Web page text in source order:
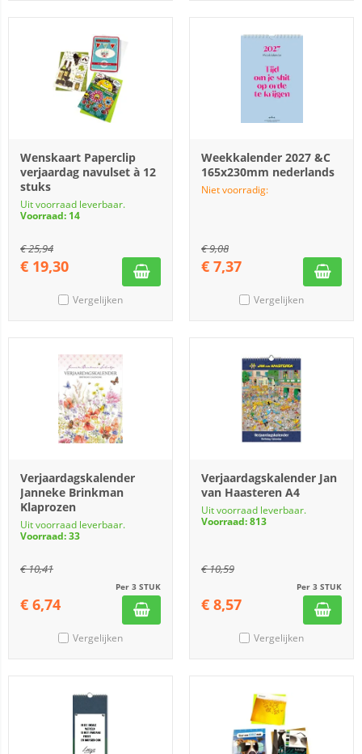
Wenskaart Paperclip
verjaardag navulset à 12
stuks
Uit voorraad leverbaar.
Voorraad: 14
€25,94
€ 19,30
Vergelijken
Weekkalender 2027 &C
165x230mm nederlands
Niet voorradig:
€9,08
€ 7,37
Vergelijken
Verjaardagskalender
Janneke Brinkman
Klaprozen
Uit voorraad leverbaar.
Voorraad: 33
€10,41
Per 3 STUK
€ 6,74
Vergelijken
Verjaardagskalender Jan
van Haasteren A4
Uit voorraad leverbaar.
Voorraad: 813
€10,59
Per 3 STUK
€ 8,57
Vergelijken